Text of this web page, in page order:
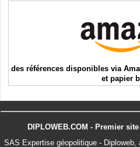
des références disponibles via
et papier
DIPLOWEB.COM - Premier
SAS Expertise géopolitique - Diploweb,